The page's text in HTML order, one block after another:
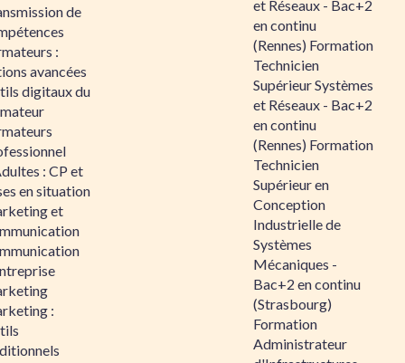
de
:
avancées
digitaux du
: CP et
en situation
et
:
et Réseaux - Bac+2
en continu
(Rennes) Formation
Technicien
Supérieur Systèmes
et Réseaux - Bac+2
en continu
(Rennes) Formation
Technicien
Supérieur en
Conception
Industrielle de
Systèmes
Mécaniques -
Bac+2 en continu
(Strasbourg)
Formation
Administrateur